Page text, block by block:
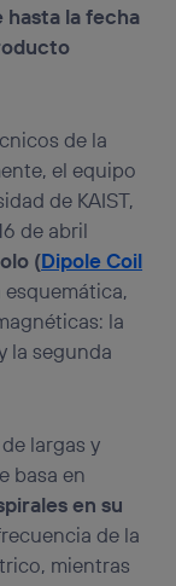
la fecha
de la
el equipo
de KAIST,
de abril
(Dipole Coil
esquemática,
la
la segunda
largas y
basa en
en su
de la
mientras